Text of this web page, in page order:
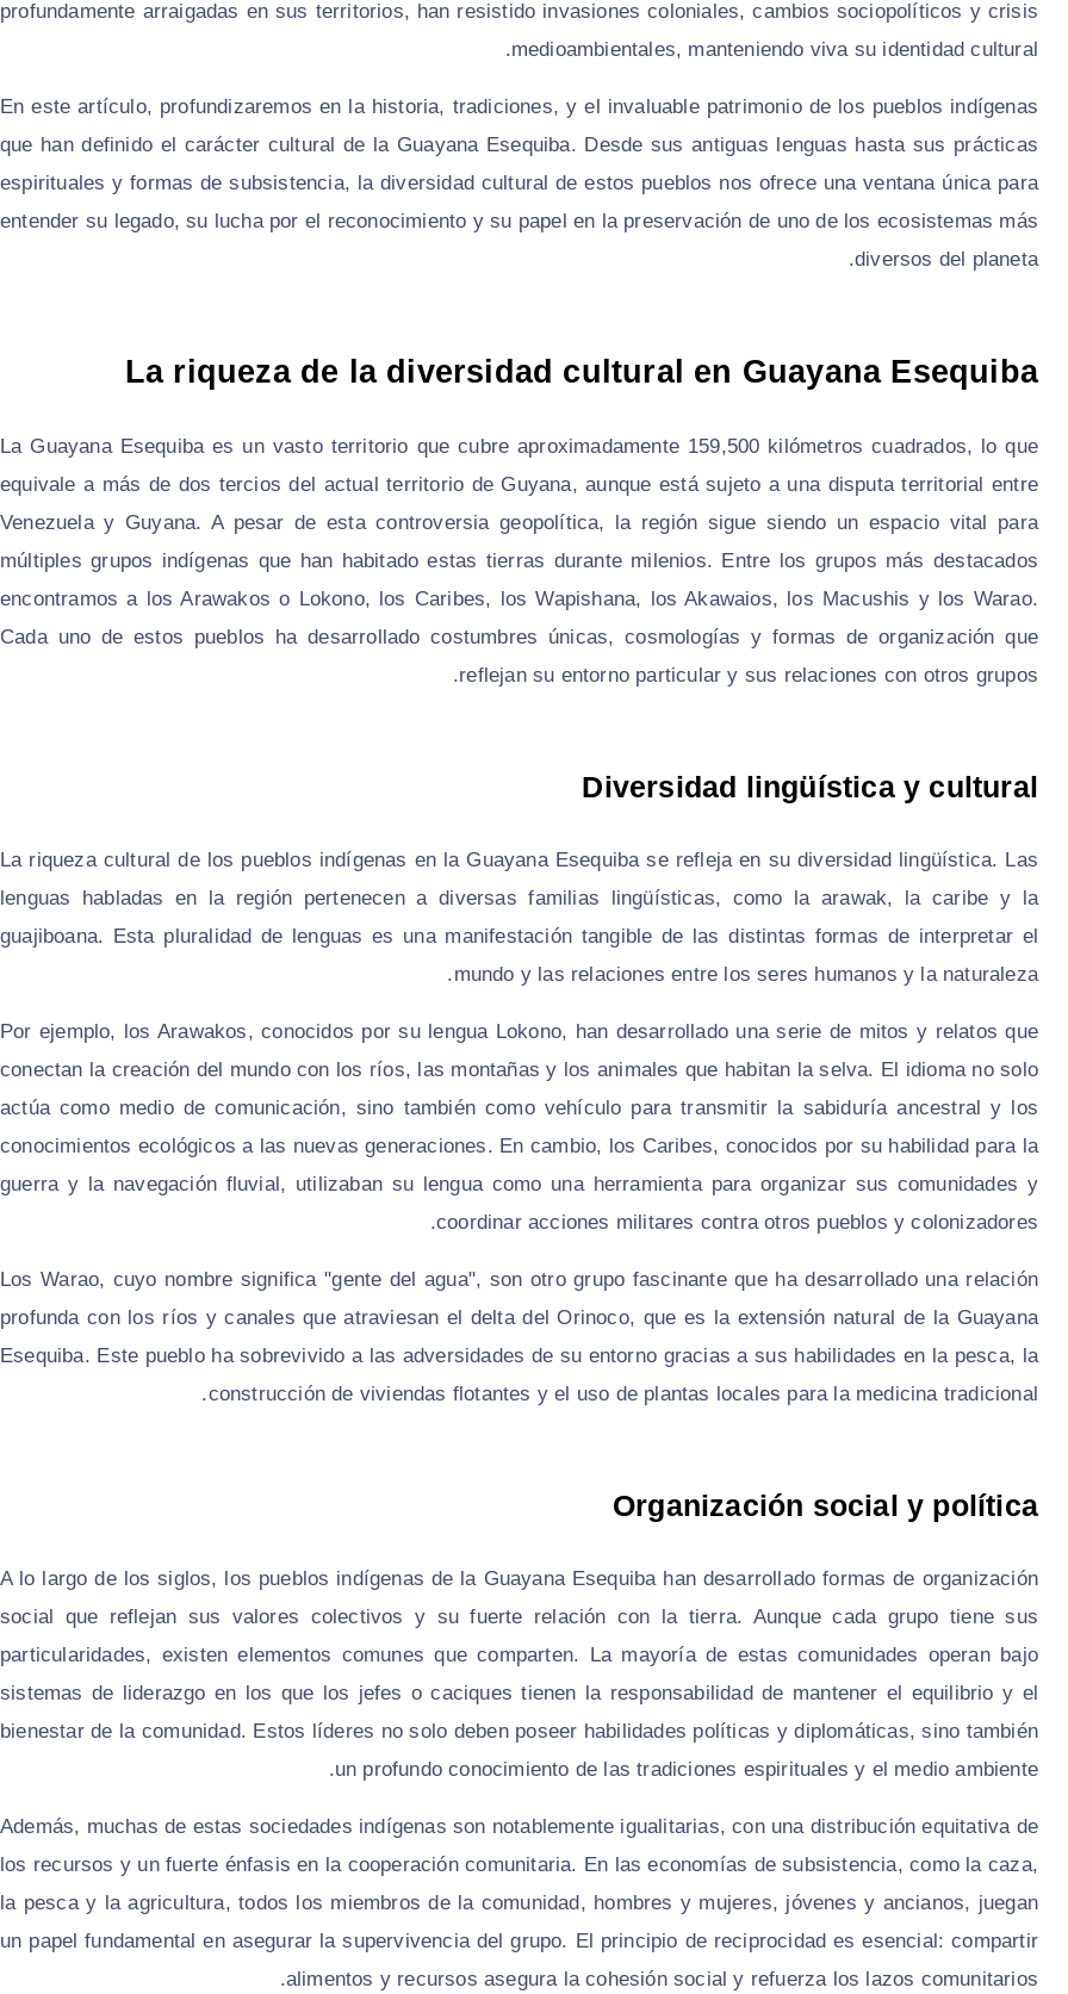
profundamente arraigadas en sus territorios, han resistido invasiones coloniales, cambios sociopolíticos y crisis
medioambientales, manteniendo viva su identidad cultural.
En este artículo, profundizaremos en la historia, tradiciones, y el invaluable patrimonio de los pueblos indígenas
que han definido el carácter cultural de la Guayana Esequiba. Desde sus antiguas lenguas hasta sus prácticas
espirituales y formas de subsistencia, la diversidad cultural de estos pueblos nos ofrece una ventana única para
entender su legado, su lucha por el reconocimiento y su papel en la preservación de uno de los ecosistemas más
diversos del planeta.
La riqueza de la diversidad cultural en Guayana Esequiba
La Guayana Esequiba es un vasto territorio que cubre aproximadamente 159,500 kilómetros cuadrados, lo que
equivale a más de dos tercios del actual territorio de Guyana, aunque está sujeto a una disputa territorial entre
Venezuela y Guyana. A pesar de esta controversia geopolítica, la región sigue siendo un espacio vital para
múltiples grupos indígenas que han habitado estas tierras durante milenios. Entre los grupos más destacados
encontramos a losArawakos o Lokono, los Caribes, losWapishana, losAkawaios, los Macushis y los Warao.
Cada uno de estos pueblos ha desarrollado costumbres únicas, cosmologías y formas de organización que
reflejan su entorno particular y sus relaciones con otros grupos.
Diversidad lingüística y cultural
La riqueza cultural de los pueblos indígenas en la Guayana Esequiba se refleja en su diversidad lingüística. Las
lenguas habladas en la región pertenecen a diversas familias lingüísticas, como la arawak, la caribe y la
guajiboana. Esta pluralidad de lenguas es una manifestación tangible de las distintas formas de interpretar el
mundo y las relaciones entre los seres humanos y la naturaleza.
Por ejemplo, los Arawakos, conocidos por su lengua Lokono, han desarrollado una serie de mitos y relatos que
conectan la creación del mundo con los ríos, las montañas y los animales que habitan la selva. El idioma no solo
actúa como medio de comunicación, sino también como vehículo para transmitir la sabiduría ancestral y los
conocimientos ecológicos a las nuevas generaciones. En cambio, los Caribes, conocidos por su habilidad para la
guerra y la navegación fluvial, utilizaban su lengua como una herramienta para organizar sus comunidades y
coordinar acciones militares contra otros pueblos y colonizadores.
LosWarao, cuyo nombre significa "gente del agua", son otro grupo fascinante que ha desarrollado una relación
profunda con los ríos y canales que atraviesan el delta del Orinoco, que es la extensión natural de la Guayana
Esequiba. Este pueblo ha sobrevivido a las adversidades de su entorno gracias a sus habilidades en la pesca, la
construcción de viviendas flotantes y el uso de plantas locales para la medicina tradicional.
Organización social y política
A lo largo de los siglos, los pueblos indígenas de la Guayana Esequiba han desarrollado formas de organización
social que reflejan sus valores colectivos y su fuerte relación con la tierra. Aunque cada grupo tiene sus
particularidades, existen elementos comunes que comparten. La mayoría de estas comunidades operan bajo
sistemas de liderazgo en los que los jefes o caciques tienen la responsabilidad de mantener el equilibrio y el
bienestar de la comunidad. Estos líderes no solo deben poseer habilidades políticas y diplomáticas, sino también
un profundo conocimiento de las tradiciones espirituales y el medio ambiente.
Además, muchas de estas sociedades indígenas son notablemente igualitarias, con una distribución equitativa de
los recursos y un fuerte énfasis en la cooperación comunitaria. En las economías de subsistencia, como la caza,
la pesca y la agricultura, todos los miembros de la comunidad, hombres y mujeres, jóvenes y ancianos, juegan
un papel fundamental en asegurar la supervivencia del grupo. El principio de reciprocidad es esencial: compartir
alimentos y recursos asegura la cohesión social y refuerza los lazos comunitarios.